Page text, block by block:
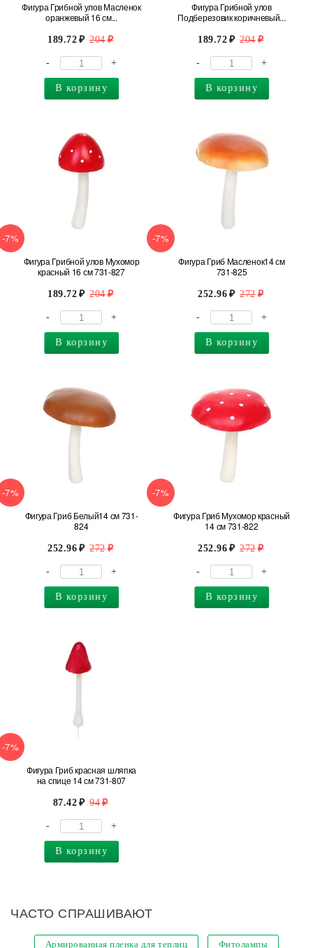
Фигура Грибной улов Масленок
оранжевый 16 см...
189.72 204
- +
В корзину
Фигура Грибной улов
Подберезовик коричневый...
189.72 204
- +
В корзину
-7%
Фигура Грибной улов Мухомор
красный 16 см 731-827
189.72 204
- +
В корзину
-7%
Фигура Гриб Масленок14 см
731-825
252.96 272
- +
В корзину
-7%
Фигура Гриб Белый14 см 731-
824
252.96 272
- +
В корзину
-7%
Фигура Гриб Мухомор красный
14 см 731-822
252.96 272
- +
В корзину
-7%
Фигура Гриб красная шляпка
на спице 14 см 731-807
87.42 94
- +
В корзину
ЧАСТО СПРАШИВАЮТ
Армированная пленка для теплиц Фитолампы